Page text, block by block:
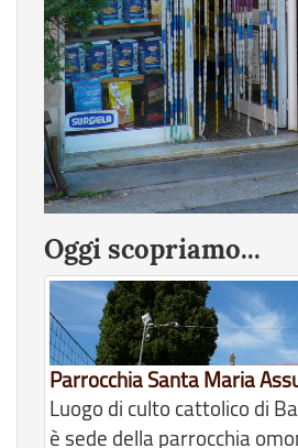
Oggi scopriamo...
Parrocchia Santa Maria
Luogo di culto cattolico di
è sede della parrocchia